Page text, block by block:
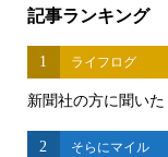
記事ランキング
1 ライフログ
新聞社の方に聞い
2 そらにマイル